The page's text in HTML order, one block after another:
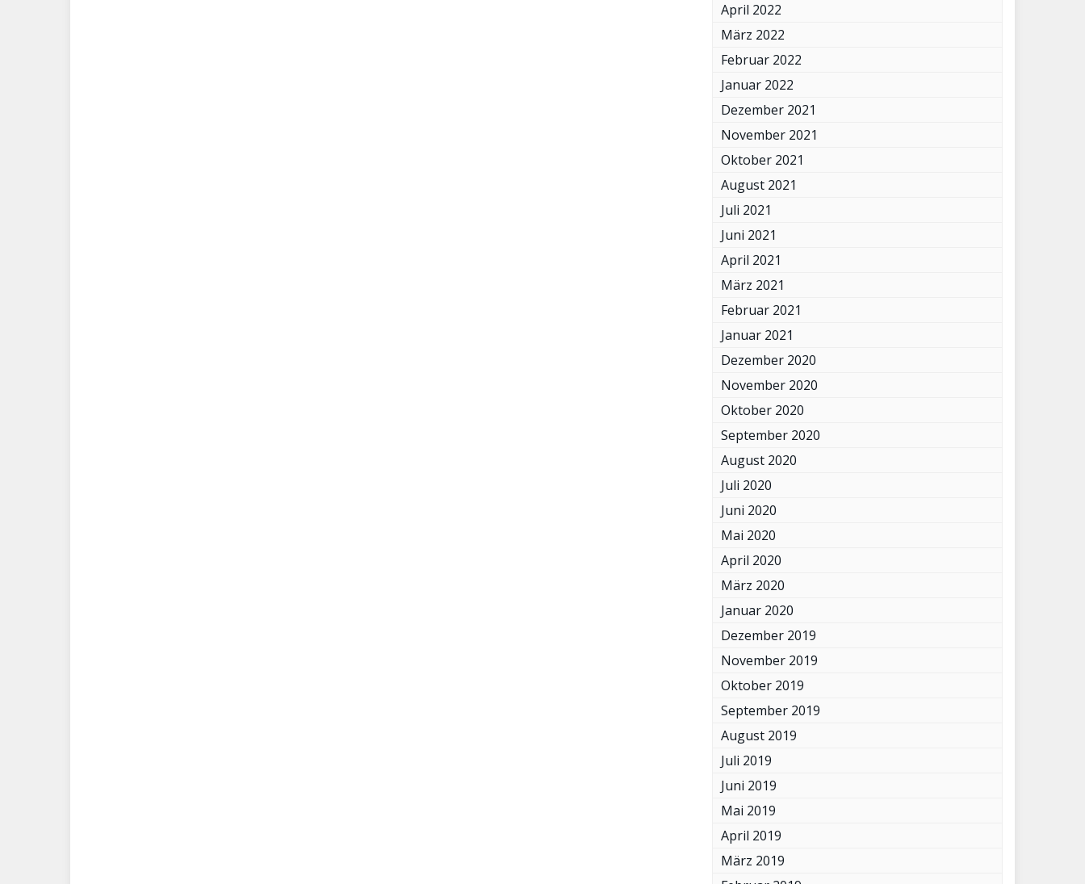
April 2022
März 2022
Februar 2022
Januar 2022
Dezember 2021
November 2021
Oktober 2021
August 2021
Juli 2021
Juni 2021
April 2021
März 2021
Februar 2021
Januar 2021
Dezember 2020
November 2020
Oktober 2020
September 2020
August 2020
Juli 2020
Juni 2020
Mai 2020
April 2020
März 2020
Januar 2020
Dezember 2019
November 2019
Oktober 2019
September 2019
August 2019
Juli 2019
Juni 2019
Mai 2019
April 2019
März 2019